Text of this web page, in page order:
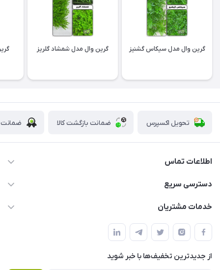
گرین وال مدل سیکاس گشنیز گرین وال مدل شمشاد گلریز
تحویل اکسپرس ضمانت بازگشت کالا ضمانت
اطلاعات تماس
09123855612
املاک مدنی - نوساز شاپ
دسترسی سریع
حساب کاربری
لیست محصولات
درباره ما
خدمات مشتریان
قوانین و مقررات
حریم خصوصی
راهنما
از جدید‌ترین تخفیف‌ها با‌ خبر شوید